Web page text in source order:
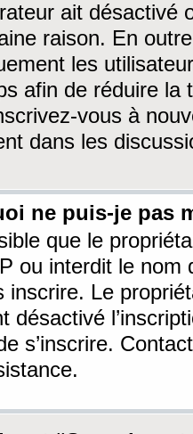
ait désactivé
raison. En
les
afin de réduire la
vous à
dans les
ne puis-je pas
que le
ou interdit le nom
inscrire. Le
désactivé
s’inscrire.